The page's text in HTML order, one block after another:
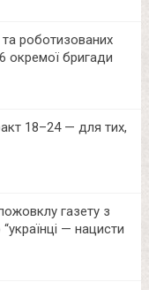
роботизованих
окремої бригади
18–24 — для тих,
газету з
— нацисти